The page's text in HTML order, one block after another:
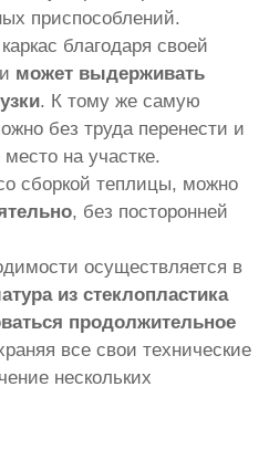
приспособлений.
благодаря своей
может выдерживать
. К тому же самую
без труда перенести и
на участке.
сборкой теплицы, можно
, без посторонней
осуществляется в
из стеклопластика
продолжительное
все свои технические
нескольких